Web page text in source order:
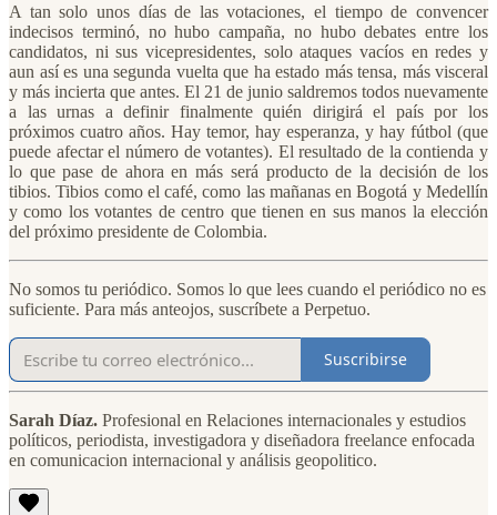
A tan solo unos días de las votaciones, el tiempo de convencer
indecisos terminó, no hubo campaña, no hubo debates entre los
candidatos, ni sus vicepresidentes, solo ataques vacíos en redes y
aun así es una segunda vuelta que ha estado más tensa, más visceral
y más incierta que antes. El 21 de junio saldremos todos nuevamente
a las urnas a definir finalmente quién dirigirá el país por los
próximos cuatro años. Hay temor, hay esperanza, y hay fútbol (que
puede afectar el número de votantes). El resultado de la contienda y
lo que pase de ahora en más será producto de la decisión de los
tibios. Tibios como el café, como las mañanas en Bogotá y Medellín
y como los votantes de centro que tienen en sus manos la elección
del próximo presidente de Colombia.
No somos tu periódico. Somos lo que lees cuando el periódico no es
suficiente. Para más anteojos, suscríbete a Perpetuo.
Suscribirse
Sarah Díaz. Profesional en Relaciones internacionales y estudios
políticos, periodista, investigadora y diseñadora freelance enfocada
en comunicacion internacional y análisis geopolitico.